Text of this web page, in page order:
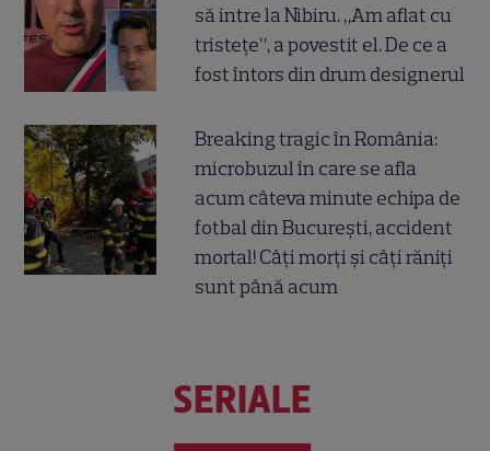
să intre la Nibiru. „Am aflat cu
tristețe”, a povestit el. De ce a
fost întors din drum designerul
Breaking tragic în România:
microbuzul în care se afla
acum câteva minute echipa de
fotbal din București, accident
mortal! Câți morți și câți răniți
sunt până acum
SERIALE